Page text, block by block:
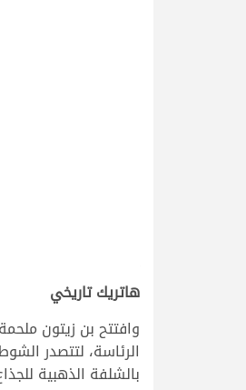
هاتريك تاريخي
وافتتح بن زيتون
الرئاسة، لتتصدر
بالشلفة الذهبية للجذاع